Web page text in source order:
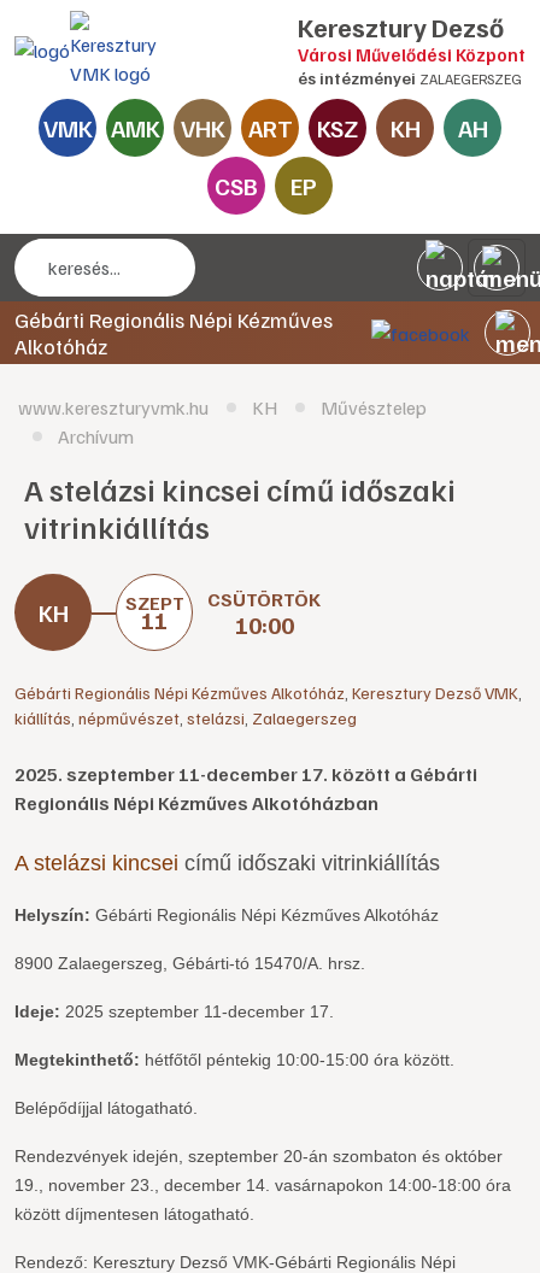
Keresztury Dezső
Városi Művelődési Központ
és intézményei ZALAEGERSZEG
VMK AMK VHK ART KSZ KH
AH
CSB
EP
Gébárti Regionális Népi Kézműves
Alkotóház
www.kereszturyvmk.hu KH
Művésztelep
Archívum
A stelázsi kincsei című időszaki
vitrinkiállítás
SZEPT
11
CSÜTÖRTÖK
10:00
Gébárti Regionális Népi Kézműves Alkotóház Keresztury Dezső VMK
kiállítás népművészet stelázsi Zalaegerszeg
2025. szeptember 11-december 17. között a Gébárti
Regionális Népi Kézműves Alkotóházban
A stelázsi kincsei című időszaki vitrinkiállítás
Helyszín: Gébárti Regionális Népi Kézműves Alkotóház
8900 Zalaegerszeg, Gébárti-tó 15470/A. hrsz.
Ideje: 2025 szeptember 11-december 17.
Megtekinthető: hétfőtől péntekig 10:00-15:00 óra között.
Belépődíjjal látogatható.
Rendezvények idején, szeptember 20-án szombaton és október
19., november 23., december 14. vasárnapokon 14:00-18:00 óra
között díjmentesen látogatható.
Rendező: Keresztury Dezső VMK-Gébárti Regionális Népi